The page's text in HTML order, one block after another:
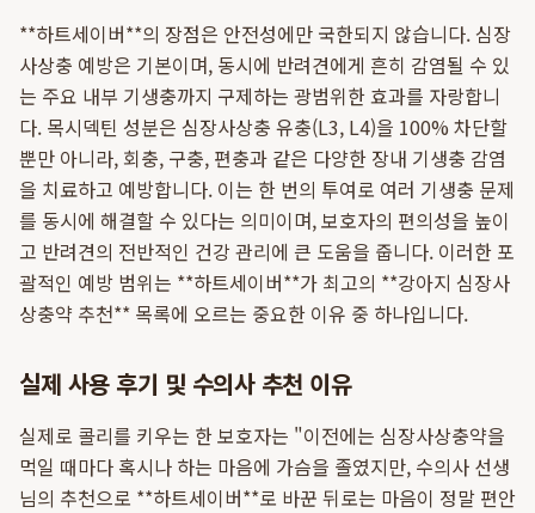
**하트세이버**의 장점은 안전성에만 국한되지 않습니다. 심장
사상충 예방은 기본이며, 동시에 반려견에게 흔히 감염될 수 있
는 주요 내부 기생충까지 구제하는 광범위한 효과를 자랑합니
다. 목시덱틴 성분은 심장사상충 유충(L3, L4)을 100% 차단할
뿐만 아니라, 회충, 구충, 편충과 같은 다양한 장내 기생충 감염
을 치료하고 예방합니다. 이는 한 번의 투여로 여러 기생충 문제
를 동시에 해결할 수 있다는 의미이며, 보호자의 편의성을 높이
고 반려견의 전반적인 건강 관리에 큰 도움을 줍니다. 이러한 포
괄적인 예방 범위는 **하트세이버**가 최고의 **강아지 심장사
상충약 추천** 목록에 오르는 중요한 이유 중 하나입니다.
실제 사용 후기 및 수의사 추천 이유
실제로 콜리를 키우는 한 보호자는 "이전에는 심장사상충약을
먹일 때마다 혹시나 하는 마음에 가슴을 졸였지만, 수의사 선생
님의 추천으로 **하트세이버**로 바꾼 뒤로는 마음이 정말 편안